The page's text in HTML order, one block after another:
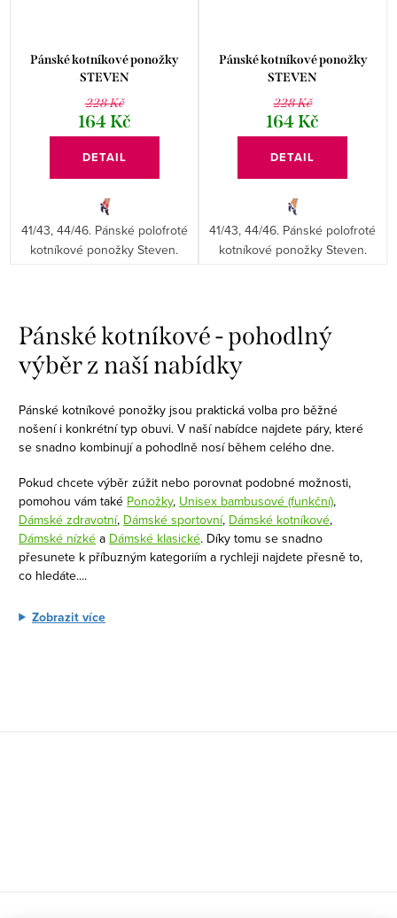
Pánské kotníkové ponožky
STEVEN
228 Kč
164 Kč
DETAIL
41/43, 44/46. Pánské polofroté
kotníkové ponožky Steven.
Pánské kotníkové ponožky
STEVEN
228 Kč
164 Kč
DETAIL
41/43, 44/46. Pánské polofroté
kotníkové ponožky Steven.
v
l
á
a
c
p
r
v
k
y
ý
Pánské kotníkové - pohodlný
výběr z naší nabídky
Pánské kotníkové ponožky jsou praktická volba pro běžné
nošení i konkrétní typ obuvi. V naší nabídce najdete páry, které
se snadno kombinují a pohodlně nosí během celého dne.
Pokud chcete výběr zúžit nebo porovnat podobné možnosti,
pomohou vám také Ponožky, Unisex bambusové (funkční),
Dámské zdravotní, Dámské sportovní, Dámské kotníkové,
Dámské nízké a Dámské klasické. Díky tomu se snadno
přesunete k příbuzným kategoriím a rychleji najdete přesně to,
co hledáte....
Zobrazit více